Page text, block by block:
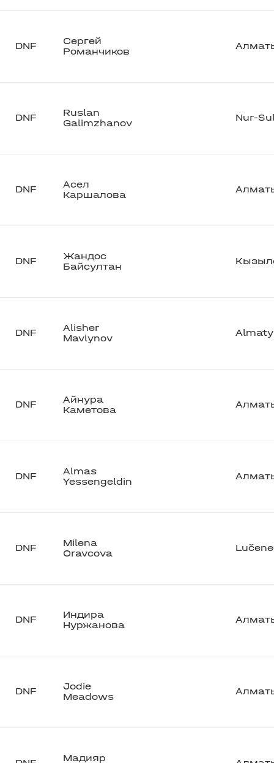
DNF
Сергей
Романчиков
DNF
Ruslan
Galimzhanov
Nur-
DNF
Асел
Каршалова
DNF
Жандос
Байсултан
DNF
Alisher
Mavlynov
Almaty
DNF
Айнура
Каметова
DNF
Almas
Yessengeldin
DNF
Milena
Oravcova
DNF
Индира
Нуржанова
DNF
Jodie
Meadows
Мадияр